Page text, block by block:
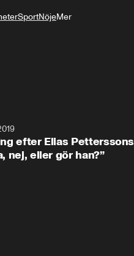
SportNöjeMer
efter Elias Petterssons
nej, eller gör han?”